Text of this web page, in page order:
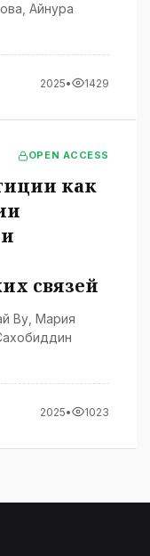
Айнура
2025• 1429
OPEN ACCESS
как
связей
Ву Мария
2025• 1023